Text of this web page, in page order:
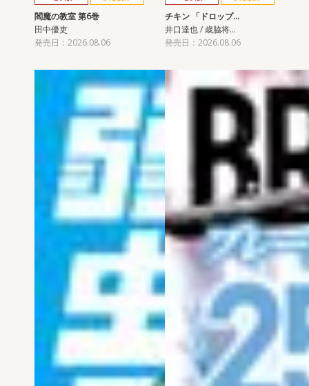
閻魔の教室 第6巻
田中優吏
発売日：2026.08.06
チキン 「ドロップ…
井口達也 / 歳脇将…
発売日：2026.08.06